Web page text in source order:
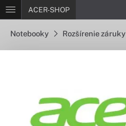
ACER-SHOP
Notebooky Rozšírenie záruky